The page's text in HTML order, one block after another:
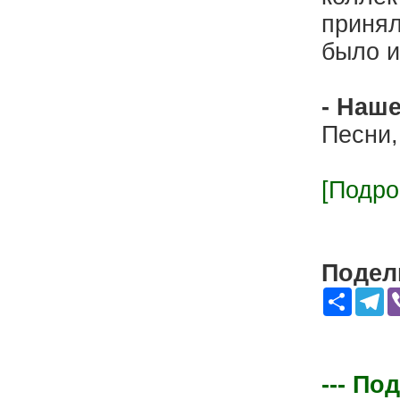
было
-
Share
---